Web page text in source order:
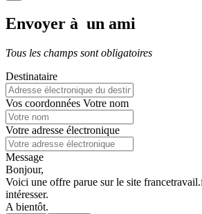
Envoyer à un ami
Tous les champs sont obligatoires
Destinataire
Vos coordonnées Votre nom
Votre adresse électronique
Message
Bonjour,
Voici une offre parue sur le site
intéresser.
A bientôt.